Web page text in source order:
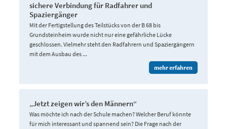
sichere Verbindung für Radfahrer und
Spaziergänger
Mit der Fertigstellung des Teilstücks von der B 68 bis
Grundsteinheim wurde nicht nur eine gefährliche Lücke
geschlossen. Vielmehr steht den Radfahrern und Spaziergängern
mit dem Ausbau des ...
mehr erfahren
„Jetzt zeigen wir’s den Männern“
Was möchte ich nach der Schule machen? Welcher Beruf könnte
für mich interessant und spannend sein? Die Frage nach der